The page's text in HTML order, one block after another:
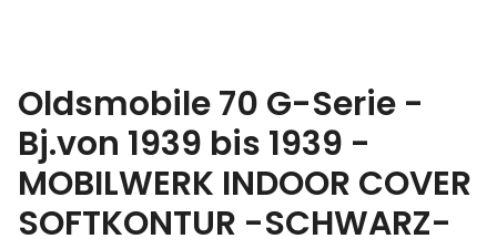
Oldsmobile 70 G-Serie -
Bj.von 1939 bis 1939 -
MOBILWERK INDOOR COVER
SOFTKONTUR -SCHWARZ-